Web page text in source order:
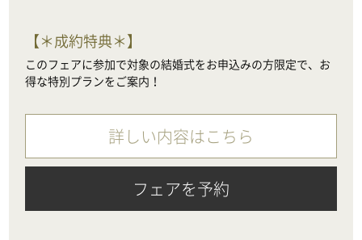
【＊成約特典＊】
このフェアに参加で対象の結婚式をお申込みの方限定で、お
得な特別プランをご案内！
詳しい内容はこちら
フェアを予約